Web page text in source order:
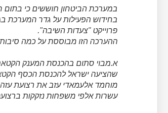
במערכת הביטחון חוששים כי בתום
בחידוש הפעילות על גדר המערכת
פרוייקט "צעדות השיבה".
ההערכה הזו מבוססת על כמה
א.מבוי סתום בהכנסת המענק
שהציעה ישראל להכנסת הכסף
מוחמד אלעמאדי עזב את רצועת עזה
עשרות אלפי משפחות נזקקות ברצועה במהלך 4 ימי החג ללא המענק החודשי